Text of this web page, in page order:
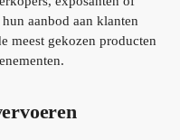
aanbod aan klanten
meest gekozen producten